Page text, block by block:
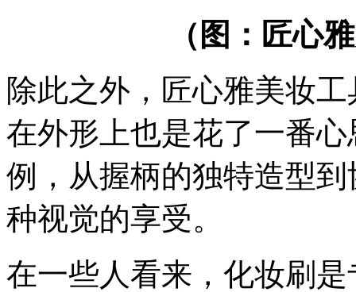
（图：匠心
除此之外，匠心雅美妆
在外形上也是花了一番
例，从握柄的独特造型
种视觉的享受。
在一些人看来，化妆刷